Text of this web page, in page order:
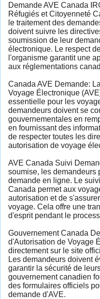
Demande AVE Canada
Réfugiés et Citoyenneté
le traitement des
doivent suivre les
soumission de leur
électronique. Le respect
l'organisme garantit une
aux réglementations
Canada AVE Demande:
Voyage Électronique
essentielle pour les
demandeurs doivent se
gouvernementales en
en fournissant des
de respecter toutes les
autorisation de voyage
AVE Canada Suivi
soumise, les demandeurs
demande en ligne. Le
Canada permet aux
autorisation et de
voyage. Cela offre une
d'esprit pendant le
Gouvernement Canada
d'Autorisation de Voyage
directement sur le site
Les demandeurs doivent
garantir la sécurité de
gouvernement canadien
des formulaires officiels
demande d'AVE.